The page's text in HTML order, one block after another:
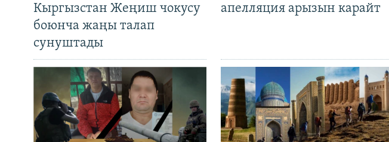
Кыргызстан Жеңиш чокусу
боюнча жаңы талап
сунуштады
апелляция арызын карайт